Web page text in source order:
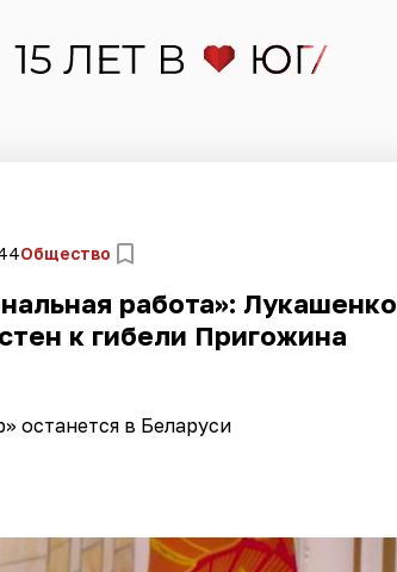
Общество
работа»: Лукашенко
к гибели Пригожина
останется в Беларуси